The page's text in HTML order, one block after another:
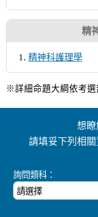
精
精神科護理學
※詳細命題大綱依考選
想瞭
請填妥下列相
詢問類科：